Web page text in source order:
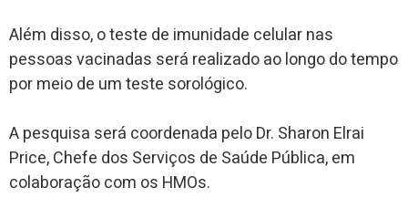
Além disso, o teste de imunidade celular nas
pessoas vacinadas será realizado ao longo do tempo
por meio de um teste sorológico.
A pesquisa será coordenada pelo Dr. Sharon Elrai
Price, Chefe dos Serviços de Saúde Pública, em
colaboração com os HMOs.